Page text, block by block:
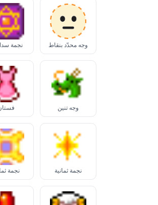
وجه محدّد بنقاط نجمة
وجه تنين
نجمة ثمانية نجمة